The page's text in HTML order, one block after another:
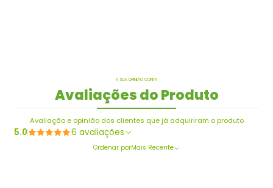
A SUA OPINIÃO CONTA
Avaliações do Produto
Avaliação e opinião dos clientes que já adquiriram o produto
5.0 6 avaliações
Ordenar porMais Recente